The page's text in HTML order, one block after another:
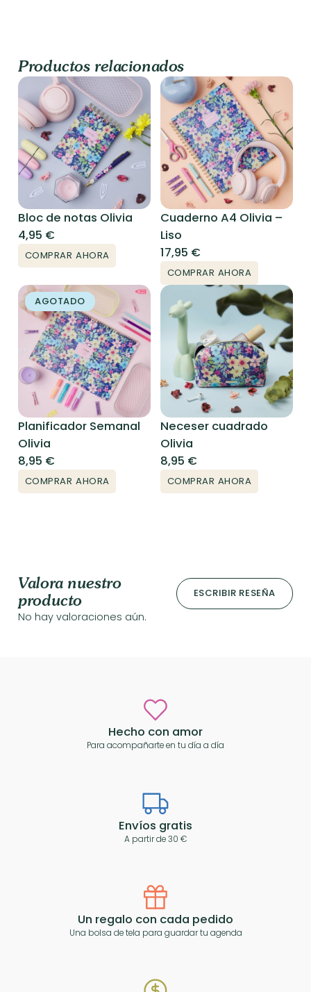
Productos relacionados
Bloc de notas Olivia
4,95 €
COMPRAR AHORA
Cuaderno A4 Olivia –
Liso
17,95 €
COMPRAR AHORA
AGOTADO
Planificador Semanal
Olivia
8,95 €
COMPRAR AHORA
Neceser cuadrado
Olivia
8,95 €
COMPRAR AHORA
Valora nuestro
producto
ESCRIBIR RESEÑA
No hay valoraciones aún.
Hecho con amor
Para acompañarte en tu día a día
Envíos gratis
A partir de 30 €
Un regalo con cada pedido
Una bolsa de tela para guardar tu agenda